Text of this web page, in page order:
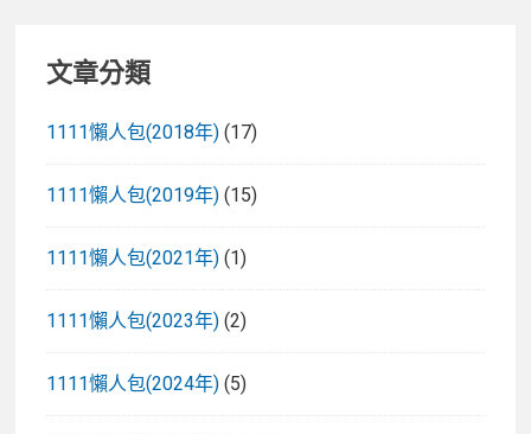
文章分類
1111懶人包(2018年) (17)
1111懶人包(2019年) (15)
1111懶人包(2021年) (1)
1111懶人包(2023年) (2)
1111懶人包(2024年) (5)